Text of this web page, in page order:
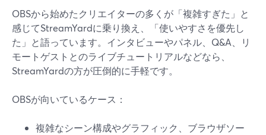
OBSから始めたクリエイターの多くが「複雑すぎた」と
感じてStreamYardに乗り換え、「使いやすさを優先し
た」と語っています。インタビューやパネル、Q&A、リ
モートゲストとのライブチュートリアルなどなら、
StreamYardの方が圧倒的に手軽です。
OBSが向いているケース：
複雑なシーン構成やグラフィック、ブラウザソー